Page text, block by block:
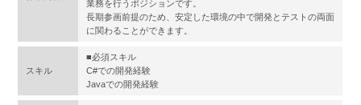
業務を行うポジションです。
長期参画前提のため、安定した環境の中で開発とテストの両面
に関わることができます。
スキル
■必須スキル
C#での開発経験
Javaでの開発経験